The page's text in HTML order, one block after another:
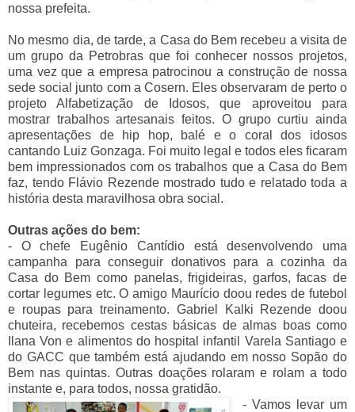
nossa prefeita.
No mesmo dia, de tarde, a Casa do Bem recebeu a visita de
um grupo da Petrobras que foi conhecer nossos projetos,
uma vez que a empresa patrocinou a construção de nossa
sede social junto com a Cosern. Eles observaram de perto o
projeto Alfabetização de Idosos, que aproveitou para
mostrar trabalhos artesanais feitos. O grupo curtiu ainda
apresentações de hip hop, balé e o coral dos idosos
cantando Luiz Gonzaga. Foi muito legal e todos eles ficaram
bem impressionados com os trabalhos que a Casa do Bem
faz, tendo Flávio Rezende mostrado tudo e relatado toda a
história desta maravilhosa obra social.
Outras ações do bem:
- O chefe Eugênio Cantídio está desenvolvendo uma
campanha para conseguir donativos para a cozinha da
Casa do Bem como panelas, frigideiras, garfos, facas de
cortar legumes etc. O amigo Maurício doou redes de futebol
e roupas para treinamento. Gabriel Kalki Rezende doou
chuteira, recebemos cestas básicas de almas boas como
Ilana Von e alimentos do hospital infantil Varela Santiago e
do GACC que também está ajudando em nosso Sopão do
Bem nas quintas. Outras doações rolaram e rolam a todo
instante e, para todos, nossa gratidão.
- Vamos levar um